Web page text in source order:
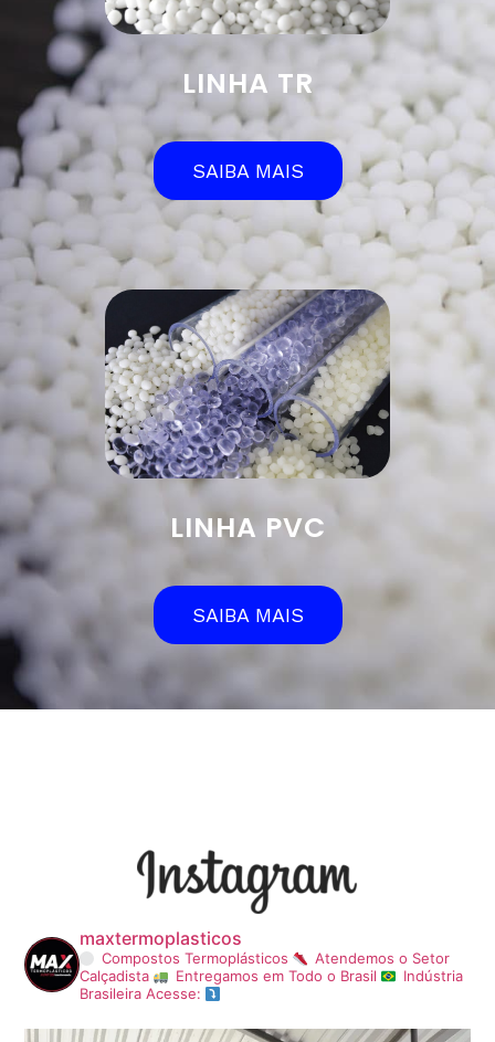
LINHA TR
SAIBA MAIS
LINHA PVC
SAIBA MAIS
maxtermoplasticos
Compostos Termoplásticos
Atendemos o Setor
Calçadista
Entregamos em Todo o Brasil
Indústria
Brasileira Acesse: